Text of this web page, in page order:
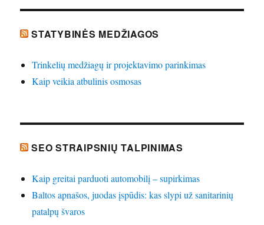
STATYBINĖS MEDŽIAGOS
Trinkelių medžiagų ir projektavimo parinkimas
Kaip veikia atbulinis osmosas
SEO STRAIPSNIŲ TALPINIMAS
Kaip greitai parduoti automobilį – supirkimas
Baltos apnašos, juodas įspūdis: kas slypi už sanitarinių
patalpų švaros